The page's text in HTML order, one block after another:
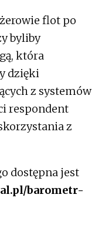
flot po
byliby
która
dzięki
z systemów
respondent
z
dostępna jest
barometr-